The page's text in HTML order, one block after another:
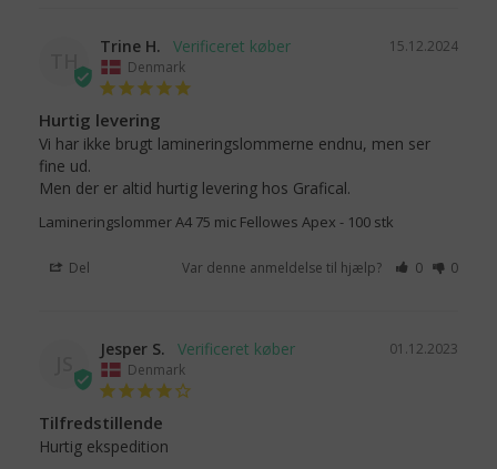
15.12.2024
Trine H.
Denmark
Hurtig levering
Vi har ikke brugt lamineringslommerne endnu, men ser
fine ud.
Men der er altid hurtig levering hos Grafical.
Lamineringslommer A4 75 mic Fellowes Apex - 100 stk
Del Var denne anmeldelse til hjælp? 0 0
01.12.2023
Jesper S.
Denmark
Tilfredstillende
Hurtig ekspedition